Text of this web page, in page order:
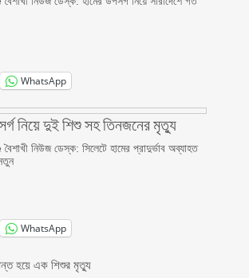
WhatsApp
নিয়ে দুই শিশু সহ তিনজনের মৃত্যু
নিউজ ডেস্ক: সিলেটে হামের প্রাদুর্ভাব অব্যাহত
WhatsApp
হয়ে এক শিশুর মৃত্যু